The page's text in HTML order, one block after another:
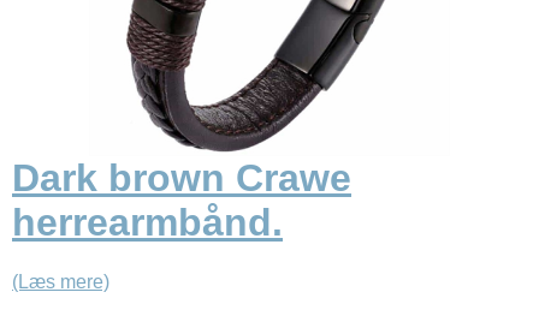
Dark brown Crawe
herrearmbånd.
(Læs mere)